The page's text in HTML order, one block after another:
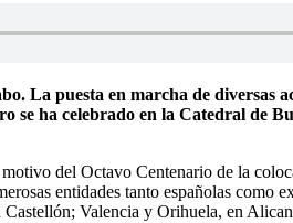
La puesta en marcha de diversas
ha celebrado en la Catedral de
del Octavo Centenario de la
entidades tanto españolas como
Valencia y Orihuela, en